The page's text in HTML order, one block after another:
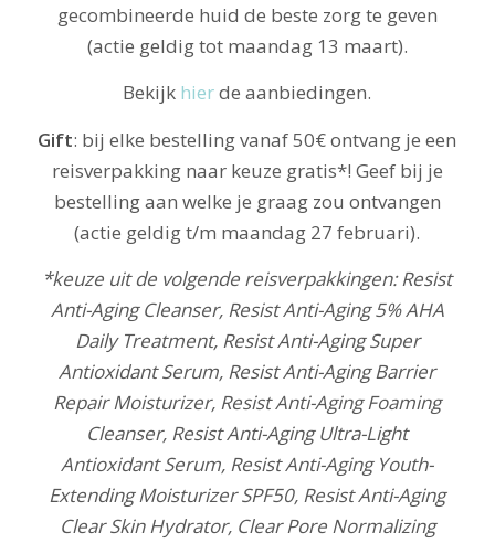
gecombineerde huid de beste zorg te geven
(actie geldig tot maandag 13 maart).
Bekijk hierde aanbiedingen.
Gift: bij elke bestelling vanaf 50€ ontvang je een
reisverpakking naar keuze gratis*! Geef bij je
bestelling aan welke je graag zou ontvangen
(actie geldig t/m maandag 27 februari).
*keuze uit de volgende reisverpakkingen: Resist
Anti-Aging Cleanser, Resist Anti-Aging 5% AHA
Daily Treatment, Resist Anti-Aging Super
Antioxidant Serum, Resist Anti-Aging Barrier
Repair Moisturizer, Resist Anti-Aging Foaming
Cleanser, Resist Anti-Aging Ultra-Light
Antioxidant Serum, Resist Anti-Aging Youth-
Extending Moisturizer SPF50, Resist Anti-Aging
Clear Skin Hydrator, Clear Pore Normalizing